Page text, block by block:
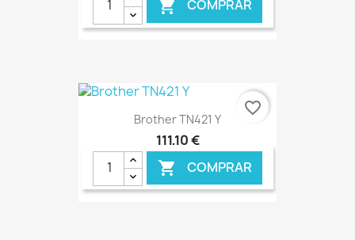
 COMPRAR
€ ONLINE
Brother TN421 Y
111,10 €
 COMPRAR
favorite_border